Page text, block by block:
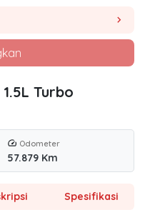
chevron_right
Turbo
Odometer
57.879 Km
Spesifikasi